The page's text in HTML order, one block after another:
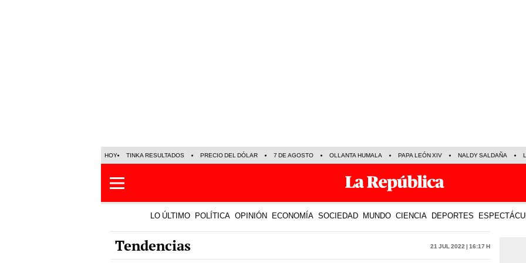
HOY TINKA RESULTADOS PRECIO DEL DÓLAR 7 DE AGOSTO OLLANTA HUMALA PAPA LEÓN XIV NALDY SALDAÑA
LO ÚLTIMO POLÍTICA OPINIÓN ECONOMÍA SOCIEDAD MUNDO CIENCIA DEPORTES
Tendencias 21 Jul 2022 | 16:17 h